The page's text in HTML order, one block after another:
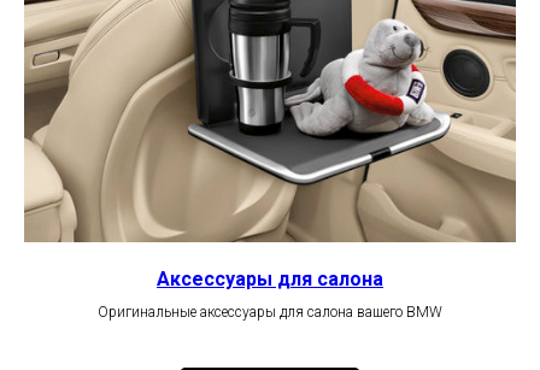
Аксессуары для салона
Оригинальные аксессуары для салона вашего BMW